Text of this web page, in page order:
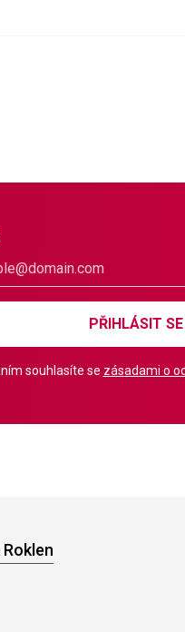
PŘIHLÁSIT
souhlasíte se zásadami o